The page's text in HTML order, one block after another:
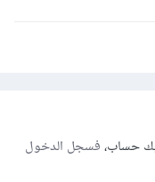
حساب،فسجل الدخول